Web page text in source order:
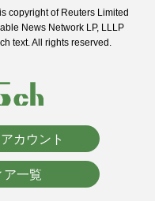
copyright of Reuters Limited
News Network LP, LLLP
text. All rights reserved.
カウント
ア一覧